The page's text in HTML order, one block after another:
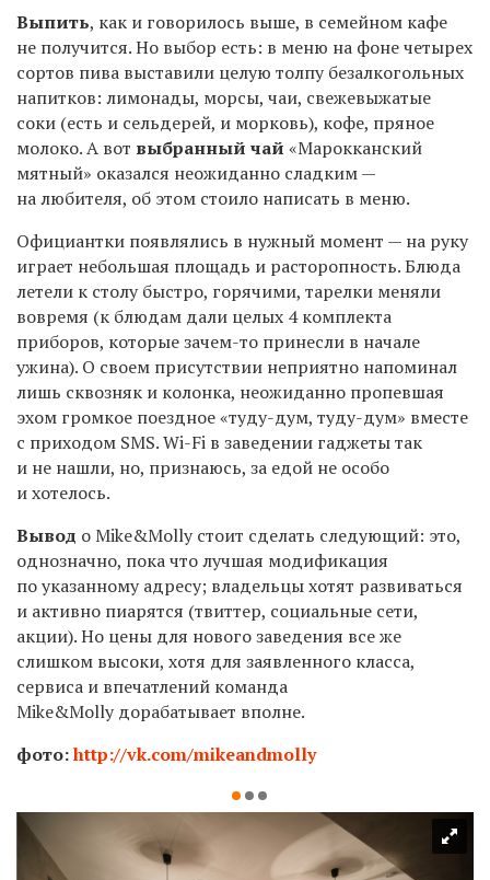
Выпить, как и говорилось выше, в семейном кафе
не получится. Но выбор есть: в меню на фоне четырех
сортов пива выставили целую толпу безалкогольных
напитков: лимонады, морсы, чаи, свежевыжатые
соки (есть и сельдерей, и морковь), кофе, пряное
молоко. А вот выбранный чай «Марокканский
мятный» оказался неожиданно сладким —
на любителя, об этом стоило написать в меню.
Официантки появлялись в нужный момент — на руку
играет небольшая площадь и расторопность. Блюда
летели к столу быстро, горячими, тарелки меняли
вовремя (к блюдам дали целых 4 комплекта
приборов, которые зачем-то принесли в начале
ужина). О своем присутствии неприятно напоминал
лишь сквозняк и колонка, неожиданно пропевшая
эхом громкое поездное «туду-дум, туду-дум» вместе
с приходом SMS.Wi-Fi в заведении гаджеты так
и не нашли, но, признаюсь, за едой не особо
и хотелось.
Вывод оMike&Mollyстоит сделать следующий: это,
однозначно, пока что лучшая модификация
по указанному адресу; владельцы хотят развиваться
и активно пиарятся (твиттер, социальные сети,
акции). Но цены для нового заведения все же
слишком высоки, хотя для заявленного класса,
сервиса и впечатлений команда
Mike&Mollyдорабатывает вполне.
фото:http://vk.com/mikeandmolly